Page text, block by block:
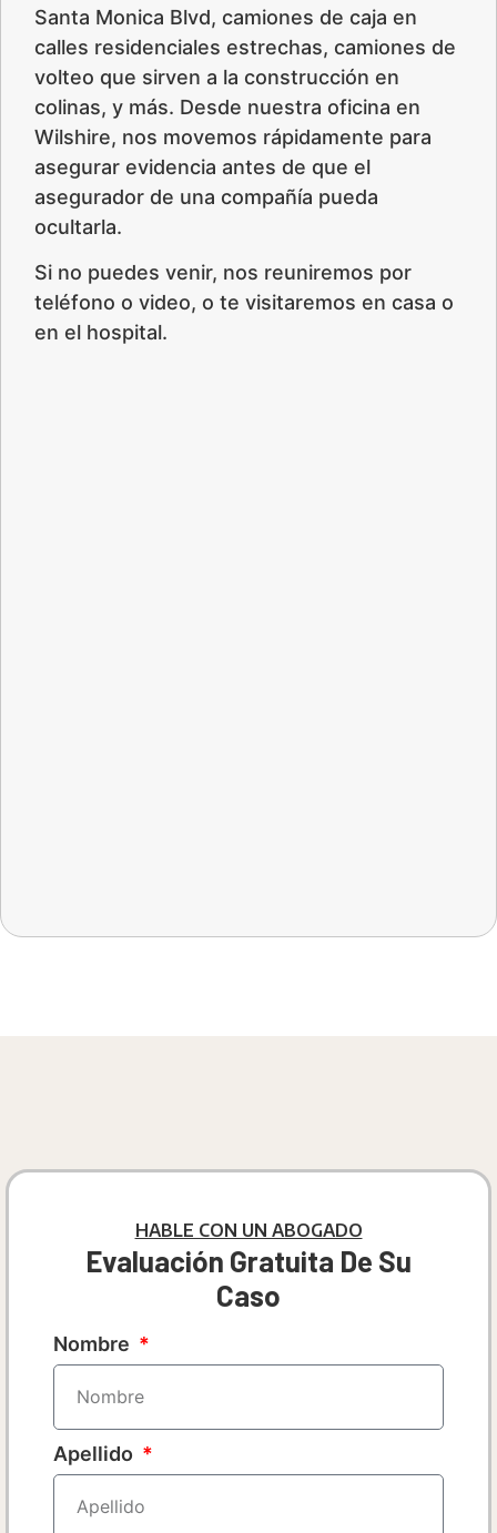
Santa Monica Blvd, camiones de caja en
calles residenciales estrechas, camiones de
volteo que sirven a la construcción en
colinas, y más. Desde nuestra oficina en
Wilshire, nos movemos rápidamente para
asegurar evidencia antes de que el
asegurador de una compañía pueda
ocultarla.
Si no puedes venir, nos reuniremos por
teléfono o video, o te visitaremos en casa o
en el hospital.
HABLE CON UN ABOGADO
Evaluación Gratuita De Su
Caso
Nombre
Apellido